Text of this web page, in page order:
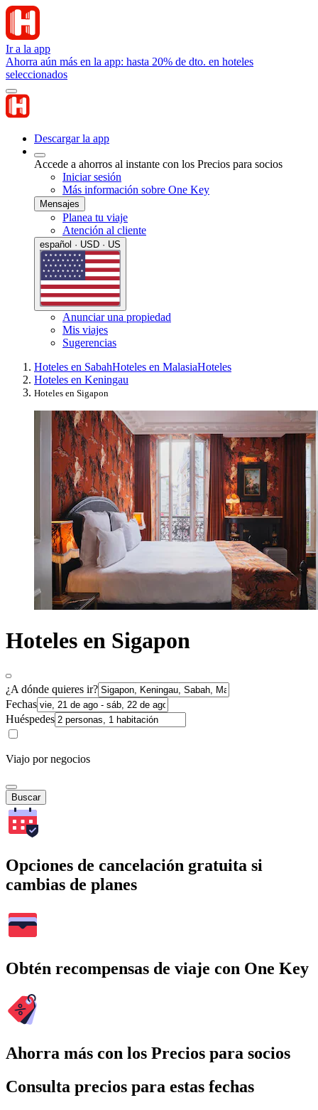
Ir a la app
Ahorra aún más en la app: hasta 20% de dto. en hoteles
seleccionados
Descargar la app
Accede a ahorros al instante con los Precios para socios
Iniciar sesión
Más información sobre One Key
Mensajes
Planea tu viaje
Atención al cliente
español · USD · US
Anunciar una propiedad
Mis viajes
Sugerencias
Hoteles en SabahHoteles en MalasiaHoteles
Hoteles en Keningau
Hoteles en Sigapon
Hoteles en Sigapon
¿A dónde quieres ir?
Fechas
Huéspedes
Viajo por negocios
Buscar
Opciones de cancelación gratuita si
cambias de planes
Obtén recompensas de viaje con One Key
Ahorra más con los Precios para socios
Consulta precios para estas fechas